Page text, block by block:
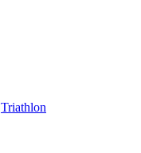
Triathlon